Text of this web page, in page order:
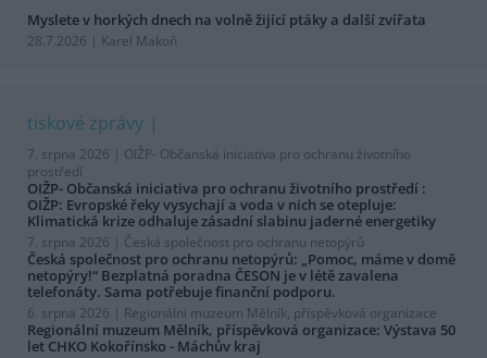
Myslete v horkých dnech na volně žijící ptáky a další zvířata
28.7.2026 | Karel Makoň
tiskové zprávy
7. srpna 2026 | OIŽP- Občanská iniciativa pro ochranu životního
prostředí
OIŽP- Občanská iniciativa pro ochranu životního prostředí :
OIŽP: Evropské řeky vysychají a voda v nich se otepluje:
Klimatická krize odhaluje zásadní slabinu jaderné energetiky
7. srpna 2026 | Česká společnost pro ochranu netopýrů
Česká společnost pro ochranu netopýrů: „Pomoc, máme v domě
netopýry!“ Bezplatná poradna ČESON je v létě zavalena
telefonáty. Sama potřebuje finanční podporu.
6. srpna 2026 | Regionální muzeum Mělník, příspěvková organizace
Regionální muzeum Mělník, příspěvková organizace: Výstava 50
let CHKO Kokořínsko - Máchův kraj